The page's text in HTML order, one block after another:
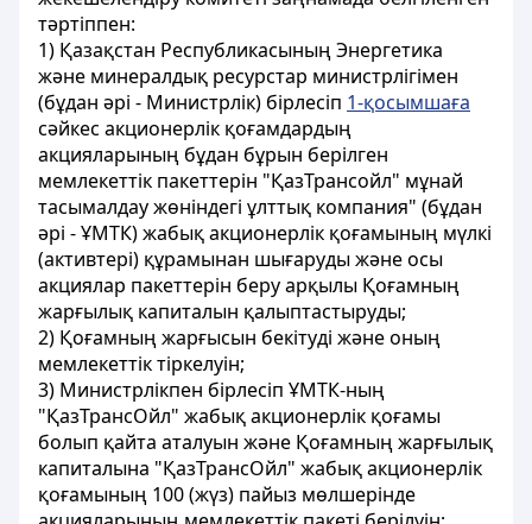
тәртiппен:
1) Қазақстан Республикасының Энергетика
және минералдық ресурстар министрлігімен
(бұдан әрi - Министрлiк) бірлесіп 1-қосымшаға
сәйкес акционерлік қоғамдардың
акцияларының бұдан бұрын берілген
мемлекеттік пакеттерін "ҚазТрансойл" мұнай
тасымалдау жөніндегі ұлттық компания" (бұдан
әрi - ҰМТК) жабық акционерлік қоғамының мүлкi
(активтерi) құрамынан шығаруды және осы
акциялар пакеттерiн беру арқылы Қоғамның
жарғылық капиталын қалыптастыруды;
2) Қоғамның жарғысын бекiтудi және оның
мемлекеттік тiркелуiн;
3) Министрлiкпен бiрлесiп ҰМТК-ның
"ҚазТрансОйл" жабық акционерлік қоғамы
болып қайта аталуын және Қоғамның жарғылық
капиталына "ҚазТрансОйл" жабық акционерлік
қоғамының 100 (жүз) пайыз мөлшерiнде